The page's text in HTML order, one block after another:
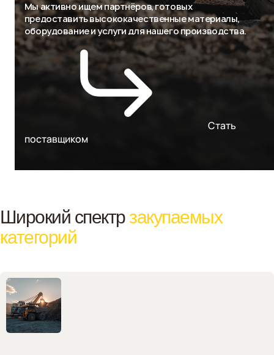
Мы активно ищем партнёров, готовых
предоставить высококачественные материалы,
оборудование и услуги для нашего производства.
Стать
поставщиком
Широкий спектр закупаемых
категорий